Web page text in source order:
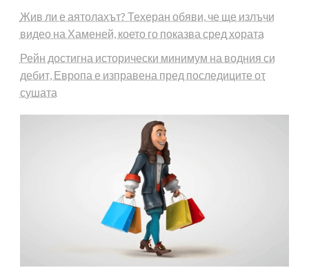
Жив ли е аятолахът? Техеран обяви, че ще излъчи
видео на Хаменей, което го показва сред хората
Рейн достигна исторически минимум на водния си
дебит, Европа е изправена пред последиците от
сушата